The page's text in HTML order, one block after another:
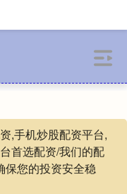
,手机炒股配资平台,
首选配资/我们的配
保您的投资安全稳